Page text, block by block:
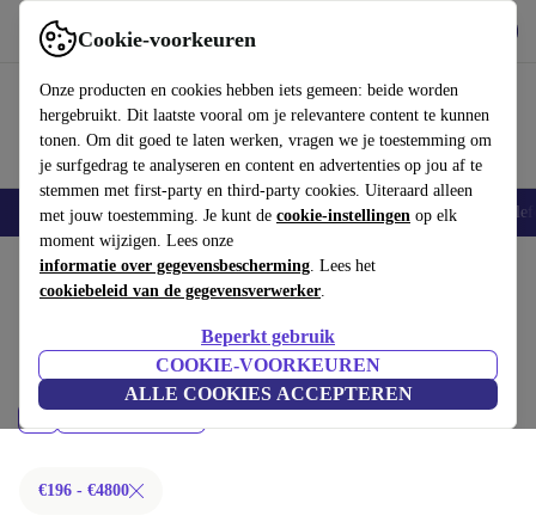
Cookie-voorkeuren
Onze producten en cookies hebben iets gemeen: beide worden
hergebruikt. Dit laatste vooral om je relevantere content te kunnen
tonen. Om dit goed te laten werken, vragen we je toestemming om
je surfgedrag te analyseren en content en advertenties op jou af te
stemmen met first-party en third-party cookies. Uiteraard alleen
met jouw toestemming. Je kunt de cookie-instellingen op elk
moment wijzigen. Lees onze
informatie over gegevensbescherming. Lees het
cookiebeleid van de gegevensverwerker.
Beperkt gebruik
COOKIE-VOORKEUREN
ALLE COOKIES ACCEPTEREN
Gebruik refurbed snel en eenvoudig
Smartphones Laptops Tablets Smartwatches Accessoires
Home Producten Laptops
Gecertificeerd refurbished MacBooks onder 4800€ – bespaar tot 40%. 30
dagen retourrecht & 12 maanden garantie. Shop vandaag nog duurzaam!
€196 - €4800